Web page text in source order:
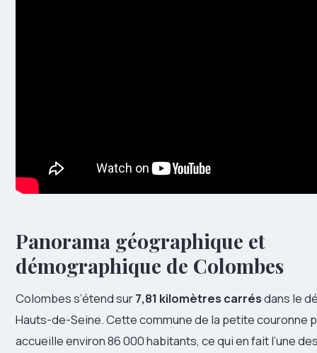
Panorama géographique et
démographique de Colombes
Colombes s’étend sur7,81 kilomètres carrésdans le
Hauts-de-Seine. Cette commune de la petite couronne
accueille environ 86 000 habitants, ce qui en fait l’une